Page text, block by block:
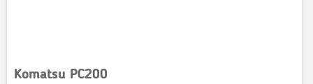
Komatsu PC200